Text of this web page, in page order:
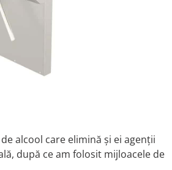
alcool care elimină și ei agenții
după ce am folosit mijloacele de